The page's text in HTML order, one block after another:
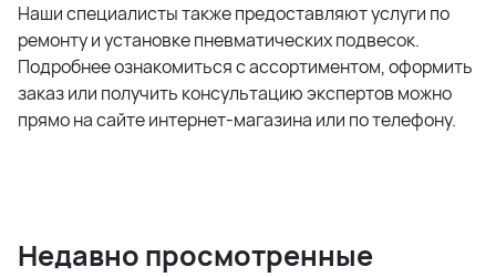
Наши специалисты также предоставляют услуги по
ремонту и установке пневматических подвесок.
Подробнее ознакомиться с ассортиментом, оформить
заказ или получить консультацию экспертов можно
прямо на сайте интернет-магазина или по телефону.
Недавно просмотренные